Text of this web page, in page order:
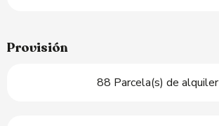
Provisión
88 Parcela(s) de alquiler